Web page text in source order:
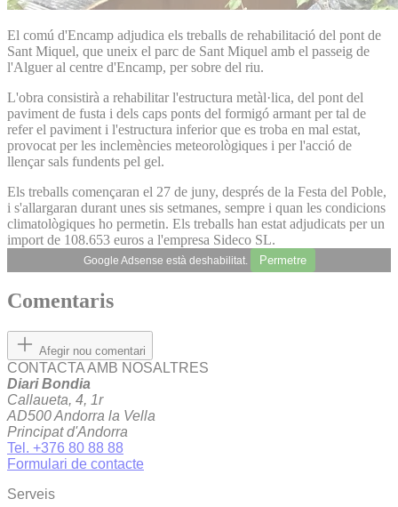
El comú d'Encamp adjudica els treballs de rehabilitació del pont de
Sant Miquel, que uneix el parc de Sant Miquel amb el passeig de
l'Alguer al centre d'Encamp, per sobre del riu.
L'obra consistirà a rehabilitar l'estructura metàl·lica, del pont del
paviment de fusta i dels caps ponts del formigó armant per tal de
refer el paviment i l'estructura inferior que es troba en mal estat,
provocat per les inclemències meteorològiques i per l'acció de
llençar sals fundents pel gel.
Els treballs començaran el 27 de juny, després de la Festa del Poble,
i s'allargaran durant unes sis setmanes, sempre i quan les condicions
climatològiques ho permetin. Els treballs han estat adjudicats per un
import de 108.653 euros a l'empresa Sideco SL.
Google Adsense està deshabilitat. Permetre
Comentaris
Afegir nou comentari
CONTACTA AMB NOSALTRES
Diari Bondia
Callaueta, 4, 1r
AD500 Andorra la Vella
Principat d'Andorra
Tel. +376 80 88 88
Formulari de contacte
Serveis